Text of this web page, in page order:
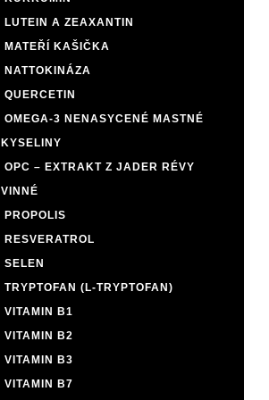
LUTEIN A ZEAXANTIN
MATEŘÍ KAŠIČKA
NATTOKINÁZA
QUERCETIN
OMEGA-3 NENASYCENÉ MASTNÉ
KYSELINY
OPC – EXTRAKT Z JADER RÉVY
VINNÉ
PROPOLIS
RESVERATROL
SELEN
TRYPTOFAN (L-TRYPTOFAN)
VITAMIN B1
VITAMIN B2
VITAMIN B3
VITAMIN B7